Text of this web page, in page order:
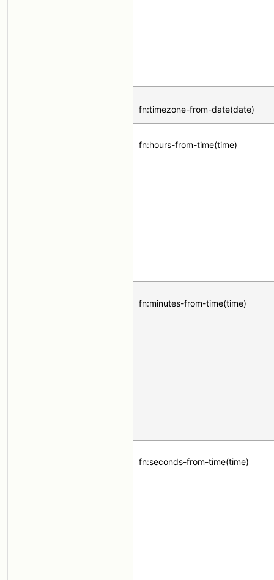
fn:timezone-from-date(date)
fn:hours-from-time(time)
fn:minutes-from-time(time)
fn:seconds-from-time(time)